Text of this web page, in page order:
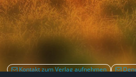
Kontakt zum Verlag aufnehmen